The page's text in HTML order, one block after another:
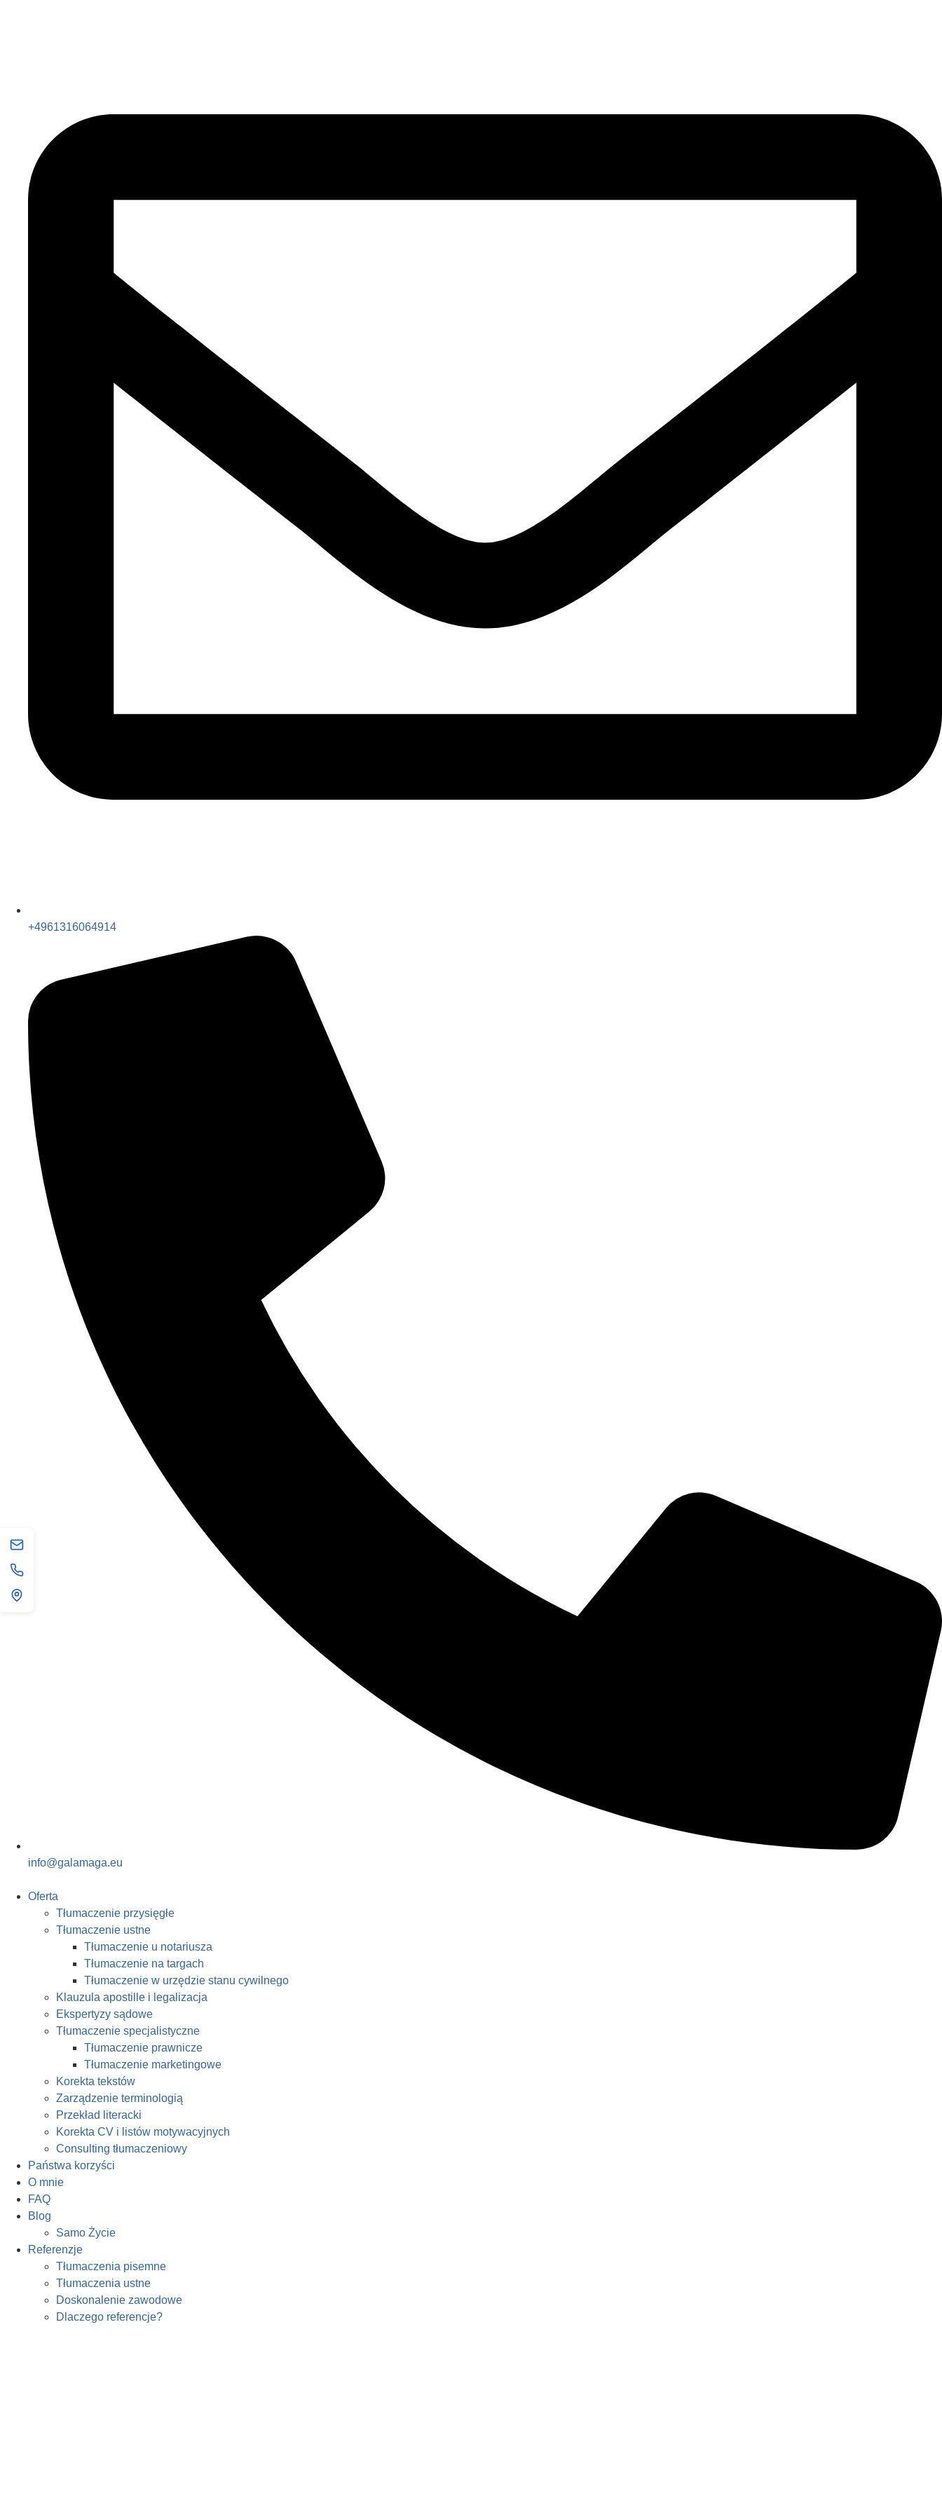
+4961316064914
info@galamaga.eu
Oferta
Tłumaczenie przysięgłe
Tłumaczenie ustne
Tłumaczenie u notariusza
Tłumaczenie na targach
Tłumaczenie w urzędzie stanu cywilnego
Klauzula apostille i legalizacja
Ekspertyzy sądowe
Tłumaczenie specjalistyczne
Tłumaczenie prawnicze
Tłumaczenie marketingowe
Korekta tekstów
Zarządzenie terminologią
Przekład literacki
Korekta CV i listów motywacyjnych
Consulting tłumaczeniowy
Państwa korzyści
O mnie
FAQ
Blog
Samo Życie
Referenzje
Tłumaczenia pisemne
Tłumaczenia ustne
Doskonalenie zawodowe
Dlaczego referencje?